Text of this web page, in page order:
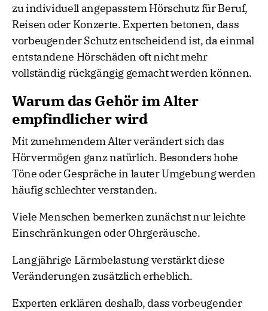
zu individuell angepasstem Hörschutz für Beruf,
Reisen oder Konzerte. Experten betonen, dass
vorbeugender Schutz entscheidend ist, da einmal
entstandene Hörschäden oft nicht mehr
vollständig rückgängig gemacht werden können.
Warum das Gehör im Alter
empfindlicher wird
Mit zunehmendem Alter verändert sich das
Hörvermögen ganz natürlich. Besonders hohe
Töne oder Gespräche in lauter Umgebung werden
häufig schlechter verstanden.
Viele Menschen bemerken zunächst nur leichte
Einschränkungen oder Ohrgeräusche.
Langjährige Lärmbelastung verstärkt diese
Veränderungen zusätzlich erheblich.
Experten erklären deshalb, dass vorbeugender